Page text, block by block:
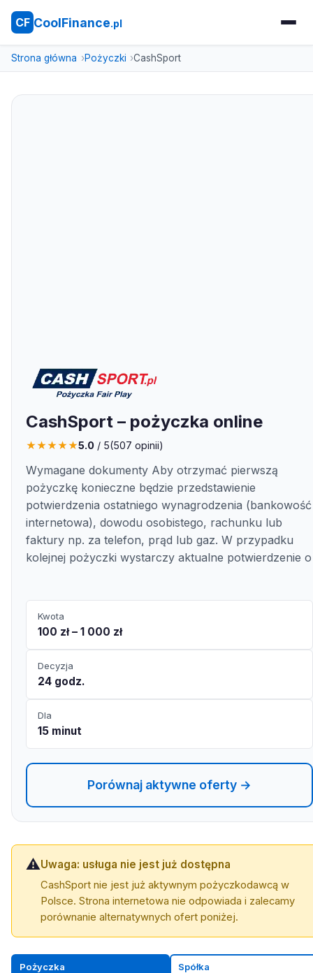
CF CoolFinance.pl
Strona główna Pożyczki CashSport
CashSport – pożyczka online
★★★★★5.0 / 5(507 opinii)
Wymagane dokumenty Aby otrzymać pierwszą
pożyczkę konieczne będzie przedstawienie
potwierdzenia ostatniego wynagrodzenia (bankowość
internetowa), dowodu osobistego, rachunku lub
faktury np. za telefon, prąd lub gaz. W przypadku
kolejnej pożyczki wystarczy aktualne potwierdzenie o
Kwota
100 zł – 1 000 zł
Decyzja
24 godz.
Dla
15 minut
Porównaj aktywne oferty →
⚠️Uwaga: usługa nie jest już dostępna
CashSport nie jest już aktywnym pożyczkodawcą w
Polsce. Strona internetowa nie odpowiada i zalecamy
porównanie alternatywnych ofert poniżej.
Pożyczka Spółka